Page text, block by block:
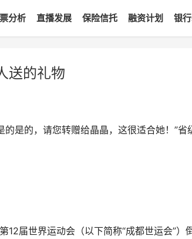
分析 直播发展 保险信托 融资计划 银
送的礼物
是的，请您转赠给晶晶，这很适合她！”省
12届世界运动会（以下简称“成都世运会”）